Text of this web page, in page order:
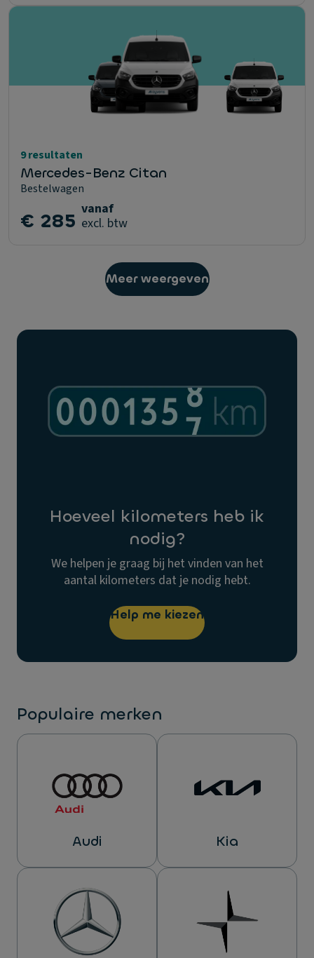
9 resultaten
Mercedes-Benz Citan
Bestelwagen
€ 285 vanaf
excl. btw
Meer weergeven
Hoeveel kilometers heb ik
nodig?
We helpen je graag bij het vinden van het
aantal kilometers dat je nodig hebt.
Help me kiezen
Populaire merken
Audi Kia